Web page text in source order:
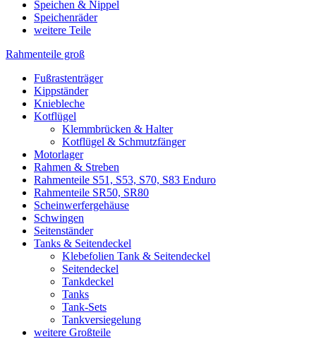
Speichen & Nippel
Speichenräder
weitere Teile
Rahmenteile groß
Fußrastenträger
Kippständer
Kniebleche
Kotflügel
Klemmbrücken & Halter
Kotflügel & Schmutzfänger
Motorlager
Rahmen & Streben
Rahmenteile S51, S53, S70, S83 Enduro
Rahmenteile SR50, SR80
Scheinwerfergehäuse
Schwingen
Seitenständer
Tanks & Seitendeckel
Klebefolien Tank & Seitendeckel
Seitendeckel
Tankdeckel
Tanks
Tank-Sets
Tankversiegelung
weitere Großteile